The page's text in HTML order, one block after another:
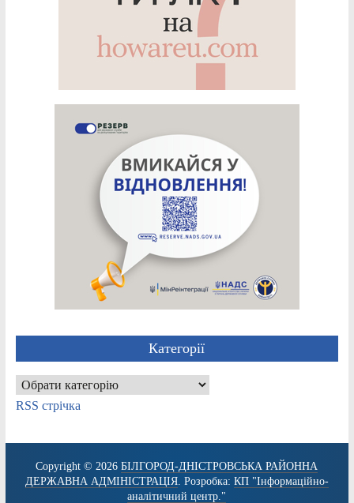
Категорії
Категорії
RSS стрічка
Copyright © 2026БІЛГОРОД-ДНІСТРОВСЬКА РАЙОННА
ДЕРЖАВНА АДМІНІСТРАЦІЯ. Розробка: КП "Інформаційно-
аналітичний центр."